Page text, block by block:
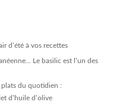
d’été à vos recettes
Le basilic est l’un des
du quotidien :
d’huile d’olive